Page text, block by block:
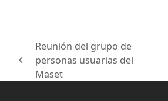
previous
post:
Reunión del grupo de
personas usuarias del
Maset